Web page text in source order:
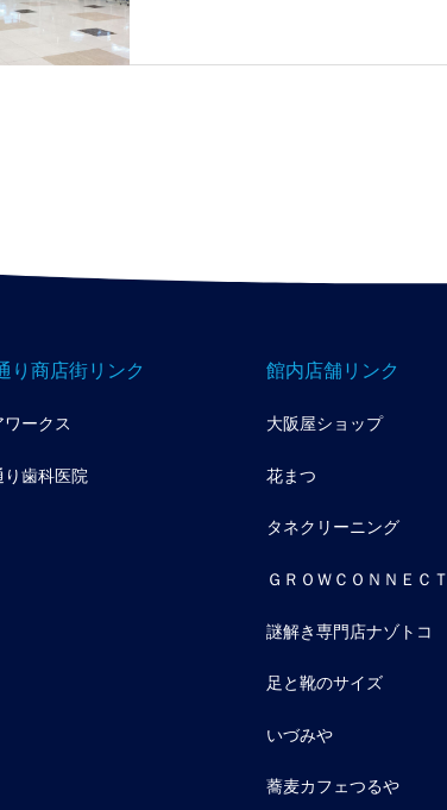
り商店街リンク
ークス
り歯科医院
館内店舗リンク
大阪屋ショップ
花まつ
タネクリーニング
ＧＲＯＷＣＯＮＮＥＣＴ
謎解き専門店ナゾトコ
足と靴のサイズ
いづみや
蕎麦カフェつるや